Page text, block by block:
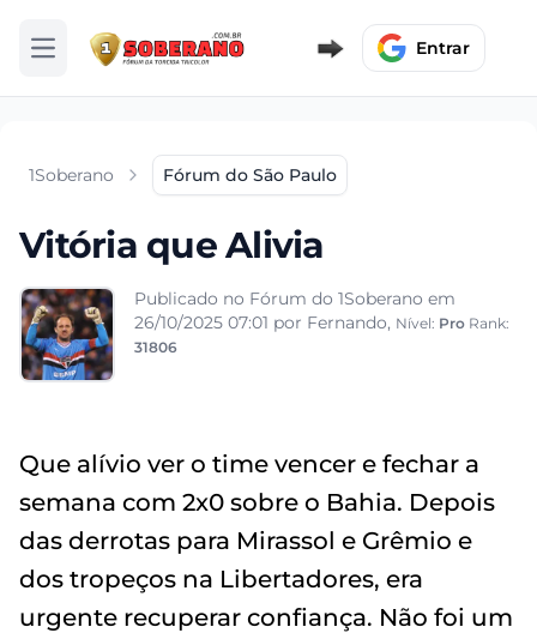
Abrir menu Entrar
1Soberano Fórum do São Paulo
Vitória que Alivia
Publicado no Fórum do 1Soberano em
26/10/2025 07:01 por Fernando, Nível: Pro Rank:
31806
Que alívio ver o time vencer e fechar a
semana com 2x0 sobre o Bahia. Depois
das derrotas para Mirassol e Grêmio e
dos tropeços na Libertadores, era
urgente recuperar confiança. Não foi um